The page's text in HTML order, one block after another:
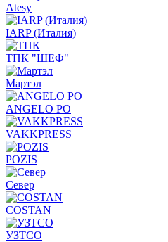
Atesy
IARP (Италия)
ТПК "ШЕФ"
Мартэл
ANGELO PO
VAKKPRESS
POZIS
Север
COSTAN
УЗТСО